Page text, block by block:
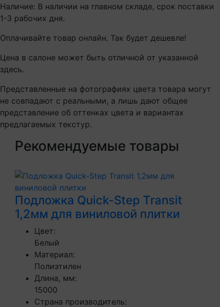
Наличие: В наличии на главном складе, срок поставки
1-3 рабочих дня.
Оплачивайте товар онлайн. Так будет дешевле!
Цена в салоне может быть отличной от указанной
здесь.
Представленные на фотографиях цвета товара могут
не совпадают с реальными, а лишь дают общее
представление об оттенках цвета и вариантах
предлагаемых текстур.
Рекомендуемые товары
Подложка Quick-Step Transit
1,2мм для виниловой плитки
Цвет:
Белый
Материал:
Полиэтилен
Длина, мм:
15000
Страна производитель: